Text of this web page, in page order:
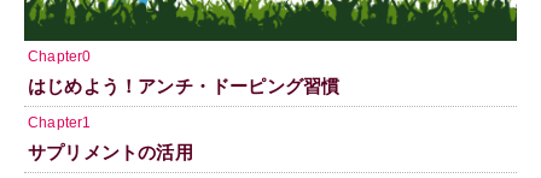
Chapter0
はじめよう！アンチ・ドーピング習慣
Chapter1
サプリメントの活用